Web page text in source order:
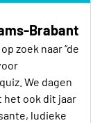
Brabant
zoek naar “de
We dagen
het ook dit jaar
ludieke